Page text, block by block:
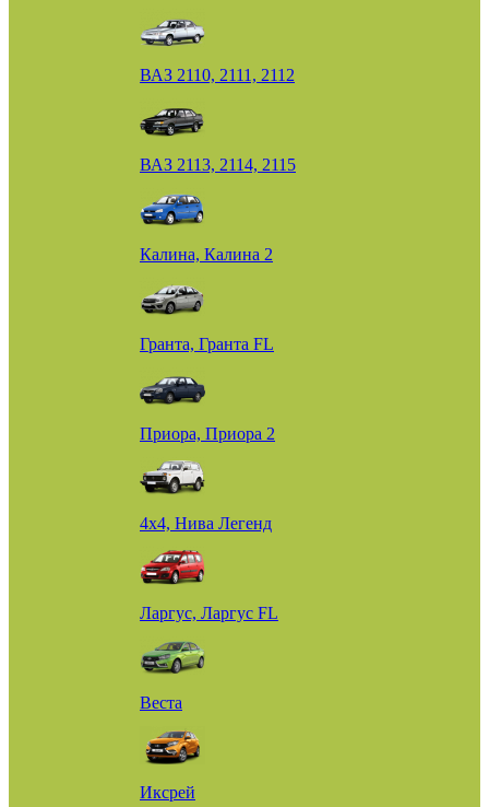
ВАЗ 2110, 2111, 2112
ВАЗ 2113, 2114, 2115
Калина, Калина 2
Гранта, Гранта FL
Приора, Приора 2
4х4, Нива Легенд
Ларгус, Ларгус FL
Веста
Иксрей